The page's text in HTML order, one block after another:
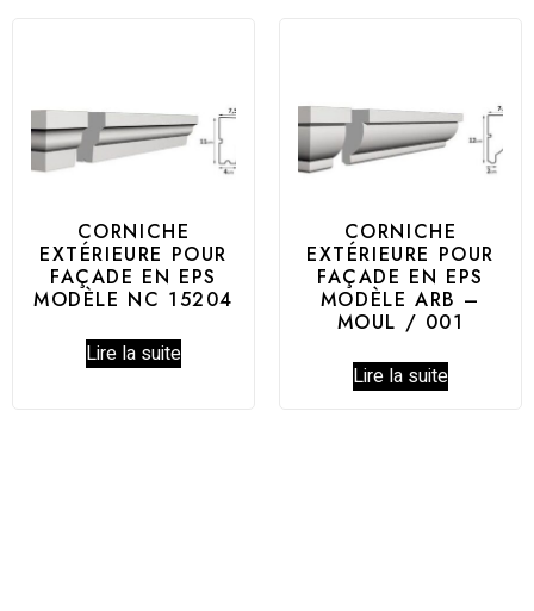
CORNICHE
EXTÉRIEURE POUR
FAÇADE EN EPS
MODÈLE NC 15204
Lire la suite
CORNICHE
EXTÉRIEURE POUR
FAÇADE EN EPS
MODÈLE ARB –
MOUL / 001
Lire la suite